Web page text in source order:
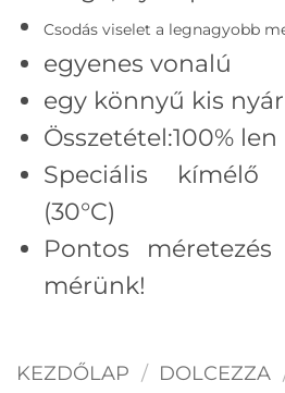
Csodás viselet a legnagyobb
egyenes vonalú
egy könnyű kis
Összetétel:100% len
Speciális kímélő
(30°C)
Pontos
mérünk!
KEZDŐLAP / DOLCEZZA